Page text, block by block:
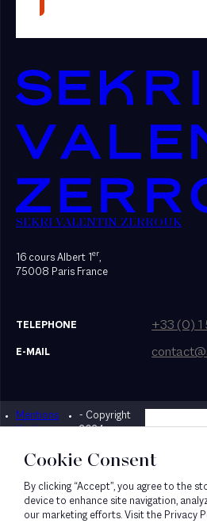
SEKRI VALENTIN ZERROUK
16 cours Albert 1er,
75008 Paris France
TELEPHONE +33 (0) 1
E-MAIL
Mentions
légales
- Copyright
2024
Designed by
Cookie Consent
By clicking “Accept”, you agree to the
device to enhance site navigation,
our marketing efforts. Visit the Privacy